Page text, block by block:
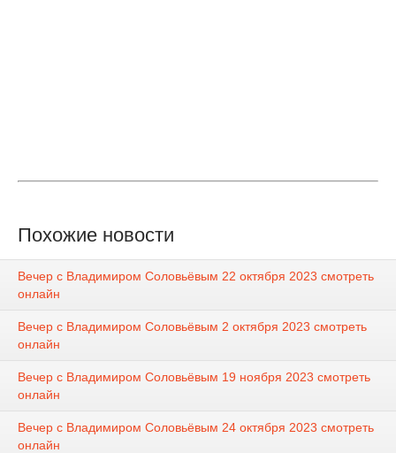
Похожие новости
Вечер с Владимиром Соловьёвым 22 октября 2023 смотреть
онлайн
Вечер с Владимиром Соловьёвым 2 октября 2023 смотреть
онлайн
Вечер с Владимиром Соловьёвым 19 ноября 2023 смотреть
онлайн
Вечер с Владимиром Соловьёвым 24 октября 2023 смотреть
онлайн